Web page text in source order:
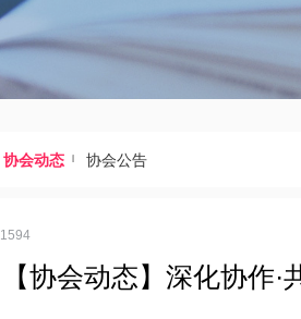
协会动态  协会公告
1594
【协会动态】深化协作·